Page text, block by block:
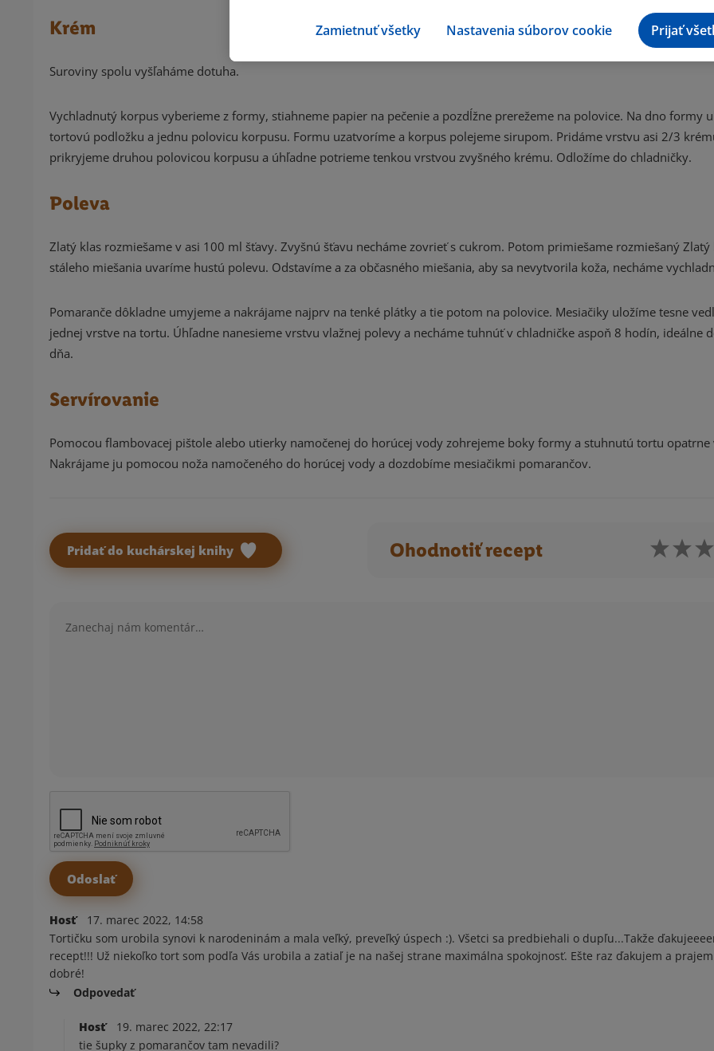
Krém
Suroviny spolu vyšľaháme dotuha.
Vychladnutý korpus vyberieme z formy, stiahneme papier na pečenie a pozdĺžne prerežeme na polovice. Na dno formy
tortovú podložku a jednu polovicu korpusu. Formu uzatvoríme a korpus polejeme sirupom. Pridáme vrstvu asi 2/3
prikryjeme druhou polovicou korpusu a úhľadne potrieme tenkou vrstvou zvyšného krému. Odložíme do chladničky.
Poleva
Zlatý klas rozmiešame v asi 100 ml šťavy. Zvyšnú šťavu necháme zovrieť s cukrom. Potom primiešame rozmiešaný Zlatý
stáleho miešania uvaríme hustú polevu. Odstavíme a za občasného miešania, aby sa nevytvorila koža, necháme
Pomaranče dôkladne umyjeme a nakrájame najprv na tenké plátky a tie potom na polovice. Mesiačiky uložíme tesne
jednej vrstve na tortu. Úhľadne nanesieme vrstvu vlažnej polevy a necháme tuhnúť v chladničke aspoň 8 hodín, ideálne
dňa.
Servírovanie
Pomocou flambovacej pištole alebo utierky namočenej do horúcej vody zohrejeme boky formy a stuhnutú tortu opatrne
Nakrájame ju pomocou noža namočeného do horúcej vody a dozdobíme mesiačikmi pomarančov.
Pridať do kuchárskej knihy Ohodnotiť recept
Hosť
17. marec 2022, 14:58
Tortičku som urobila synovi k narodeninám a mala veľký, preveľký úspech :). Všetci sa predbiehali o dupľu...Takže
recept!!! Už niekoľko tort som podľa Vás urobila a zatiaľ je na našej strane maximálna spokojnosť. Ešte raz ďakujem a
dobré!
Odpovedať
Hosť
19. marec 2022, 22:17
tie šupky z pomarančov tam nevadili?
Zamietnuť všetky Nastavenia súborov cookie Prijať